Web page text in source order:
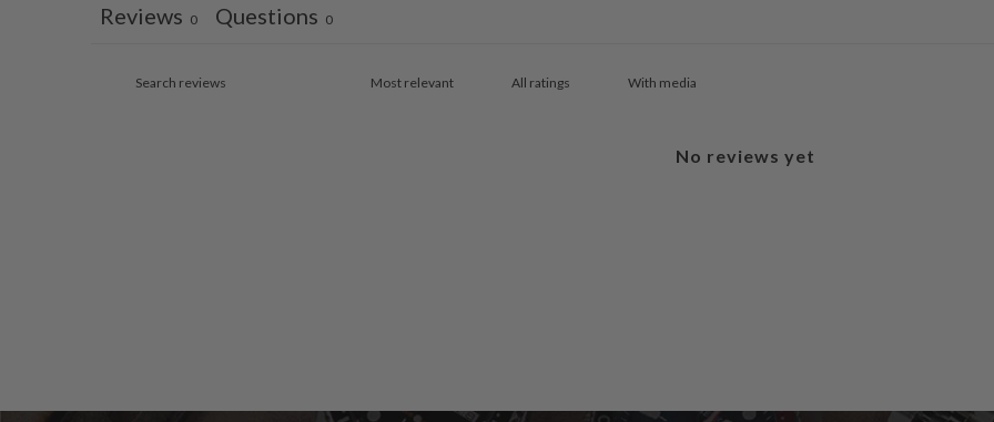
Reviews 0 Questions 0
With media
No reviews yet